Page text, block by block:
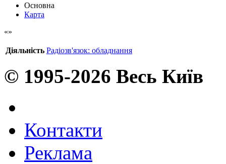
Основна
Карта
Діяльність Радіозв'язок: обладнання
© 1995-2026 Весь Київ
Контакти
Реклама